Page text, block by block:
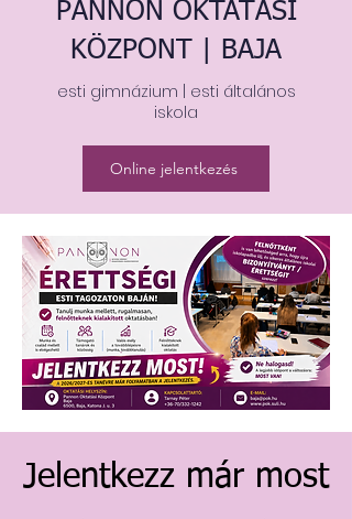
PANNON OKTATÁSI
KÖZPONT | BAJA
esti gimnázium | esti általános
iskola
Online jelentkezés
Jelentkezz már most